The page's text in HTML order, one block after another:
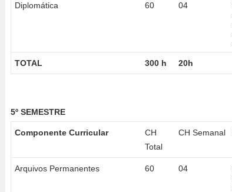
Diplomática 60 04
TOTAL 300 h 20h
5º SEMESTRE
Componente Curricular
CH
Total
CH Semanal
Arquivos Permanentes 60 04